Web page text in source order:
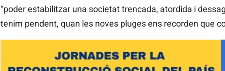
“poder estabilitzar una societat trencada, atordida i
tenim pendent, quan les noves pluges ens recorden que